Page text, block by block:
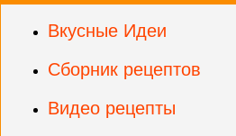
Вкусные Идеи
Сборник рецептов
Видео рецепты